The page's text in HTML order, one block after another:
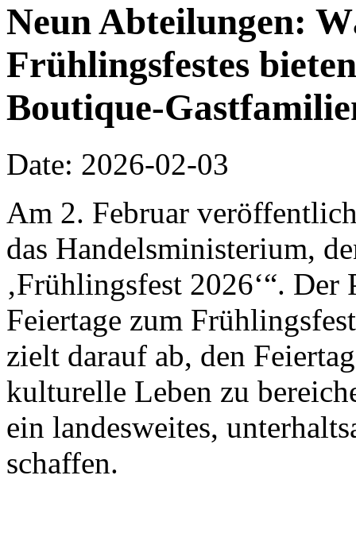
Neun Abteilungen:
Frühlingsfestes
Boutique-
Date: 2026-02-03
Am 2. Februar
das Handelsministerium,
‚Frühlingsfest 2026‘“.
Feiertage zum
zielt darauf ab, den
kulturelle Leben zu
ein landesweites,
schaffen.